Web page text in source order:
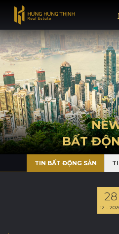
HO
ABO
PROJ E
USIN
NE
BẤT
TIN BẤT ĐỘNG SẢN
28
12 -
.